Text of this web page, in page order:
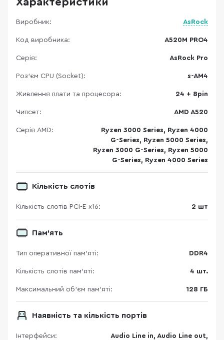
Виробник: AsRock
Код виробника: A520M PRO4
Серія: AsRock Pro
Роз'єм CPU (Socket): s-AM4
Живлення плати та процесора: 24 + 8pin
Чипсет: AMD A520
Серія AMD:
Ryzen 3000 Series, Ryzen 4000
G-Series, Ryzen 5000 Series,
Ryzen 3000 G-Series, Ryzen 5000
G-Series, Ryzen 4000 Series
Кількість слотів
Кількість слотів PCI-E x16: 2 шт
Пам'ять
Тип оперативної пам’яті: DDR4
Кількість слотів пам'яті: 4 шт.
Максимальний об’єм пам’яті: 128 ГБ
Наявність та кількість портів
Інтерфейси:
Audio Line in, Audio Line out,